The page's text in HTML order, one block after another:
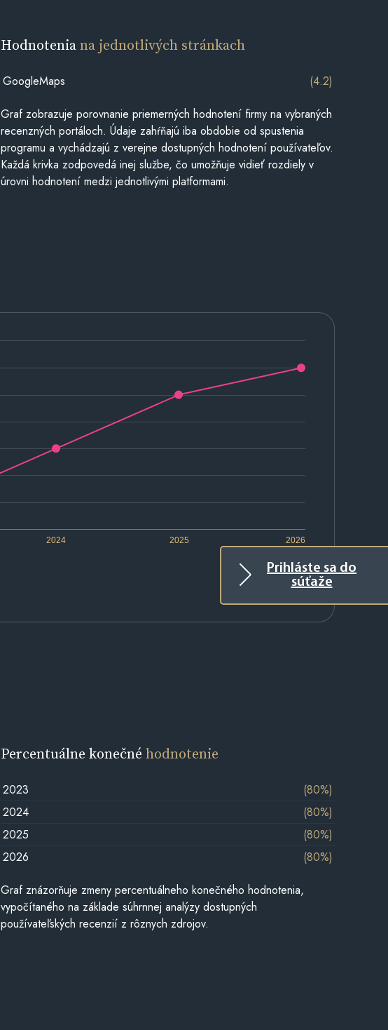
Prihláste sa do
súťaže
Hodnoteniana jednotlivých stránkach
GoogleMaps (4.2)
Graf zobrazuje porovnanie priemerných hodnotení firmy na vybraných
recenzných portáloch. Údaje zahŕňajú iba obdobie od spustenia
programu a vychádzajú z verejne dostupných hodnotení používateľov.
Každá krivka zodpovedá inej službe, čo umožňuje vidieť rozdiely v
úrovni hodnotení medzi jednotlivými platformami.
2024 2025 2026
Percentuálne konečnéhodnotenie
2023
(80%)
2024
(80%)
2025
(80%)
2026
(80%)
Graf znázorňuje zmeny percentuálneho konečného hodnotenia,
vypočítaného na základe súhrnnej analýzy dostupných
používateľských recenzií z rôznych zdrojov.